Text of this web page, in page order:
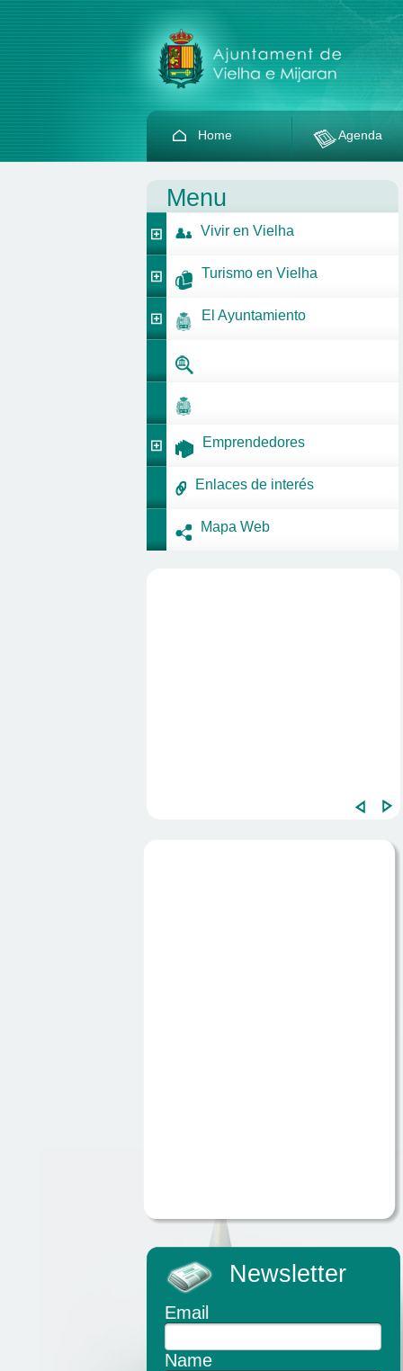
Home Agenda
Menu
Vivir en Vielha
Turismo en Vielha
El Ayuntamiento
Emprendedores
Enlaces de interés
Mapa Web
Newsletter
Email
Name